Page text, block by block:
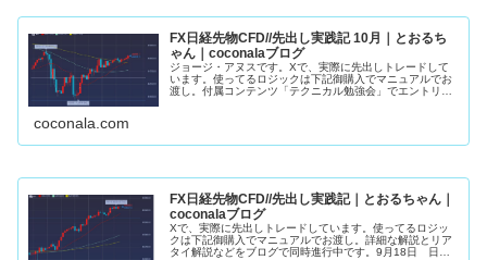
FX日経先物CFD//先出し実践記 10月｜とおるち
ゃん｜coconalaブログ
ジョージ・アヌスです。Xで、実際に先出しトレードして
います。使ってるロジックは下記御購入でマニュアルでお
渡し。付属コンテンツ「テクニカル勉強会」でエントリー
coconala.com
FX日経先物CFD//先出し実践記｜とおるちゃん｜
coconalaブログ
Xで、実際に先出しトレードしています。使ってるロジッ
クは下記御購入でマニュアルでお渡し。詳細な解説とリア
タイ解説などをブログで同時進行中です。9月18日 日経